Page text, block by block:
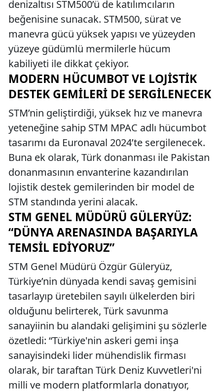
denizaltısı STM500’ü de katılımcıların
beğenisine sunacak. STM500, sürat ve
manevra gücü yüksek yapısı ve yüzeyden
yüzeye güdümlü mermilerle hücum
kabiliyeti ile dikkat çekiyor.
MODERN HÜCUMBOT VE LOJISTIK
DESTEK GEMILERI DE SERGILENECEK
STM’nin geliştirdiği, yüksek hız ve manevra
yeteneğine sahip STM MPAC adlı hücumbot
tasarımı da Euronaval 2024’te sergilenecek.
Buna ek olarak, Türk donanması ile Pakistan
donanmasının envanterine kazandırılan
lojistik destek gemilerinden bir model de
STM standında yerini alacak.
STM GENEL MÜDÜRÜ GÜLERYÜZ:
“DÜNYA ARENASINDA BAŞARIYLA
TEMSIL EDIYORUZ”
STM Genel Müdürü Özgür Güleryüz,
Türkiye’nin dünyada kendi savaş gemisini
tasarlayıp üretebilen sayılı ülkelerden biri
olduğunu belirterek, Türk savunma
sanayiinin bu alandaki gelişimini şu sözlerle
özetledi: “Türkiye'nin askeri gemi inşa
sanayisindeki lider mühendislik firması
olarak, bir taraftan Türk Deniz Kuvvetleri'ni
milli ve modern platformlarla donatıyor,